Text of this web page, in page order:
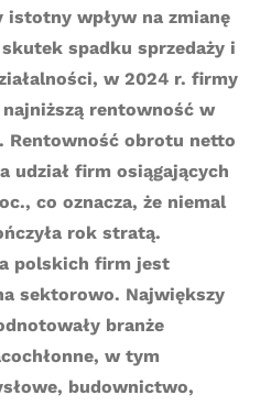
istotny wpływ na zmianę
spadku sprzedaży i
w 2024 r. firmy
rentowność w
Rentowność obrotu netto
udział firm osiągających
co oznacza, że niemal
rok stratą.
polskich firm jest
sektorowo. Największy
branże
w tym
budownictwo,